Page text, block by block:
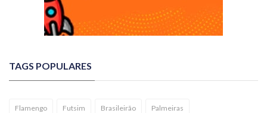
TAGS POPULARES
Flamengo Futsim Brasileirão Palmeiras